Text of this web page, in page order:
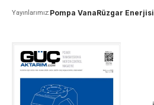
Yayınlarımız:Pompa VanaRüzgar Enerjisi